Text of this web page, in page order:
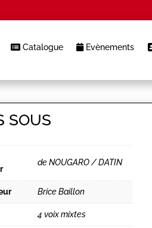
Catalogue Evènements
SOUS
de NOUGARO / DATIN
Brice Baillon
4 voix mixtes